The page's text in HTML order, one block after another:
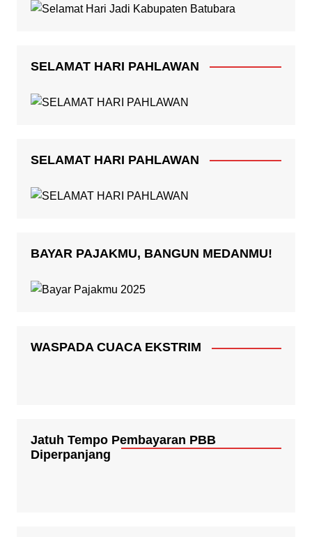
SELAMAT HARI PAHLAWAN
SELAMAT HARI PAHLAWAN
BAYAR PAJAKMU, BANGUN MEDANMU!
WASPADA CUACA EKSTRIM
Jatuh Tempo Pembayaran PBB
Diperpanjang